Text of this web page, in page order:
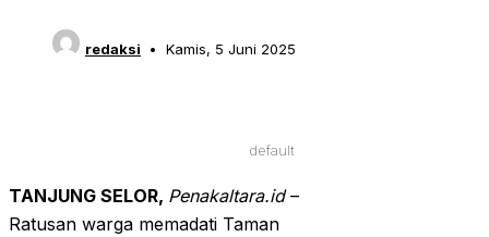
redaksi Kamis, 5 Juni 2025
default
TANJUNG SELOR, Penakaltara.id–
Ratusan warga memadati Taman